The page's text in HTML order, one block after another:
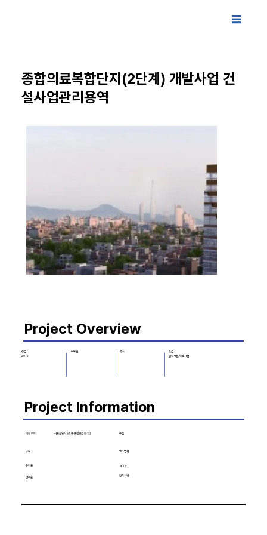
종합의료복합단지(2단계) 개발사업 건
설사업관리용역
Project Overview
연도
2016
연면적 층수
용도
업무시설, 의료시설
Project Information
대지 위치 서울특별시 광진구 중곡동 30-1외 구조
규모 대지면적
용적률 세대 수
건폐율
건축 비용